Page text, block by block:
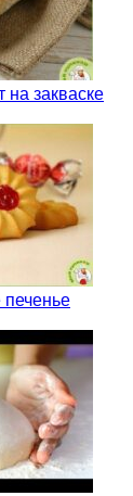
на закваске
печенье